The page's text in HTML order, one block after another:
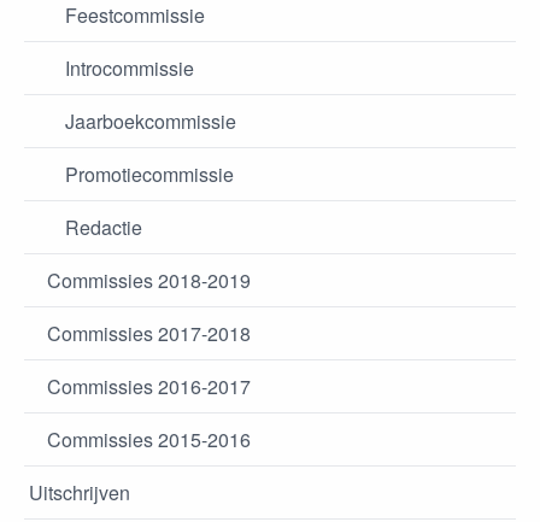
Feestcommissie
Introcommissie
Jaarboekcommissie
Promotiecommissie
Redactie
Commissies 2018-2019
Commissies 2017-2018
Commissies 2016-2017
Commissies 2015-2016
Uitschrijven